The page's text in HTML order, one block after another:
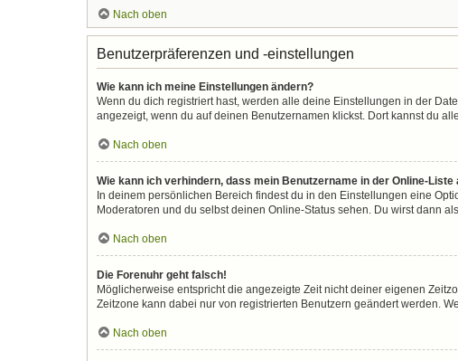
Nach oben
Benutzerpräferenzen und -einstellungen
Wie kann ich meine Einstellungen ändern?
Wenn du dich registriert hast, werden alle deine Einstellungen in der
angezeigt, wenn du auf deinen Benutzernamen klickst. Dort kannst du
Nach oben
Wie kann ich verhindern, dass mein Benutzername in der Online-Liste
In deinem persönlichen Bereich findest du in den Einstellungen eine
Moderatoren und du selbst deinen Online-Status sehen. Du wirst dann
Nach oben
Die Forenuhr geht falsch!
Möglicherweise entspricht die angezeigte Zeit nicht deiner eigenen
Zeitzone kann dabei nur von registrierten Benutzern geändert werden.
Nach oben